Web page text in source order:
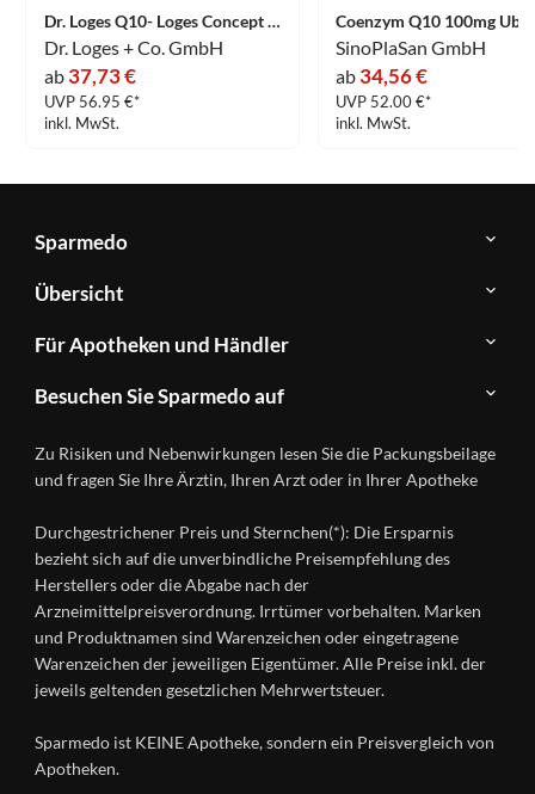
Dr. Loges Q10- Loges Concept 100mg Kapseln 60 Stück
Dr. Loges + Co. GmbH
ab 37,73 €
UVP 56.95 €*
inkl. MwSt.
SinoPlaSan GmbH
ab 34,56 €
UVP 52.00 €*
inkl. MwSt.
Sparmedo
Über
Sparmedo
FAQ
Kontakt
Datenschutz
Nutzungsbedingungen
Übersicht
Herstellerverzeichnis
Produkte
A-
Ratgeber
Wirkstoffe
Gesundheitsmagazin
Für Apotheken und Händler
&
Händlerlogin
Besuchen Sie Sparmedo auf
Instagram
Zu Risiken und Nebenwirkungen lesen Sie die Packungsbeilage
und fragen Sie Ihre Ärztin, Ihren Arzt oder in Ihrer Apotheke
Durchgestrichener Preis und Sternchen(*): Die Ersparnis
bezieht sich auf die unverbindliche Preisempfehlung des
Herstellers oder die Abgabe nach der
Arzneimittelpreisverordnung. Irrtümer vorbehalten. Marken
und Produktnamen sind Warenzeichen oder eingetragene
Warenzeichen der jeweiligen Eigentümer. Alle Preise inkl. der
jeweils geltenden gesetzlichen Mehrwertsteuer.
Sparmedo ist KEINE Apotheke, sondern ein Preisvergleich von
Apotheken.